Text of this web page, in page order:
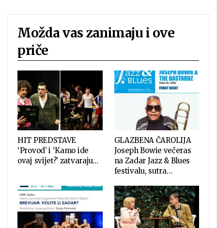
Možda vas zanimaju i ove
priče
HIT PREDSTAVE
‘Provod’ i ‘Kamo ide
ovaj svijet?’ zatvaraju…
GLAZBENA ČAROLIJA
Joseph Bowie večeras
na Zadar Jazz & Blues
festivalu, sutra…